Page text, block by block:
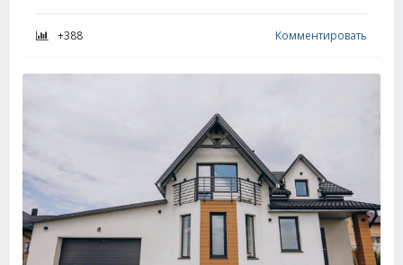
+388 Комментировать